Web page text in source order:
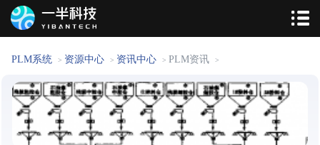
PLM系统 > 资源中心 > 资讯中心 > PLM资讯 >